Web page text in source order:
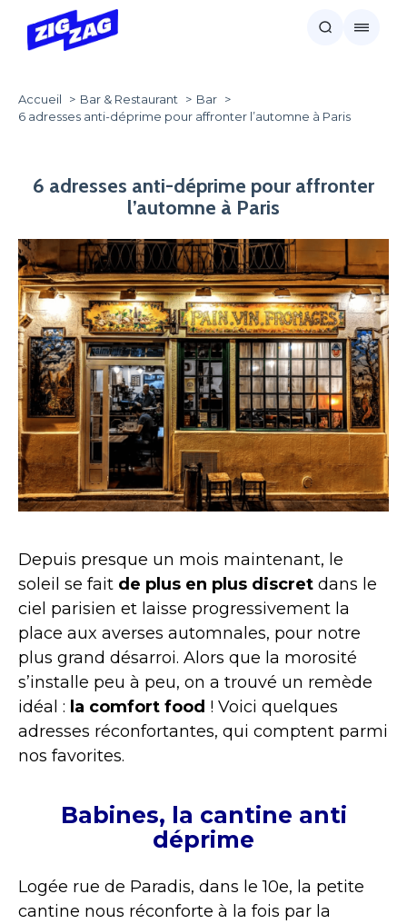
Accueil Bar & Restaurant
Bar
6 adresses anti-déprime pour affronter l’automne à Paris
6 adresses anti-déprime pour affronter
l’automne à Paris
Depuis presque un mois maintenant, le
soleil se fait de plus en plus discret dans le
ciel parisien et laisse progressivement la
place aux averses automnales, pour notre
plus grand désarroi. Alors que la morosité
s’installe peu à peu, on a trouvé un remède
idéal : la comfort food ! Voici quelques
adresses réconfortantes, qui comptent parmi
nos favorites.
Babines, la cantine anti
déprime
Logée rue de Paradis, dans le 10e, la petite
cantine nous réconforte à la fois par la